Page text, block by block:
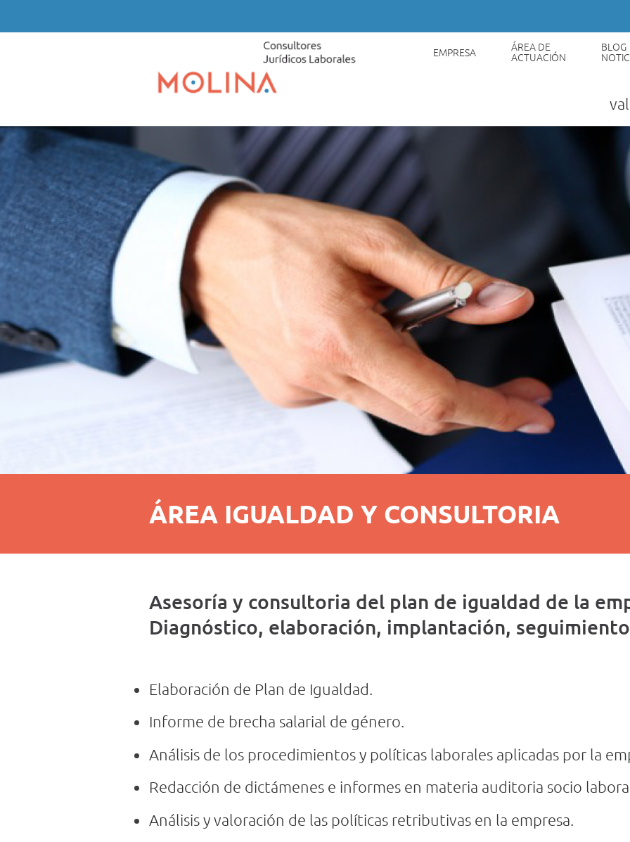
EMPRESA ÁREA DE
ACTUACIÓN
BLOG
ÁREA IGUALDAD Y CONSULTORIA
Asesoría y consultoria del plan de igualdad de la
Diagnóstico, elaboración, implantación,
Elaboración de Plan de Igualdad.
Informe de brecha salarial de género.
Análisis de los procedimientos y políticas laborales aplicadas por la
Redacción de dictámenes e informes en materia auditoria socio
Análisis y valoración de las políticas retributivas en la empresa.